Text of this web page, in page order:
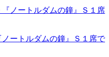
ートルダムの鐘』Ｓ１席で